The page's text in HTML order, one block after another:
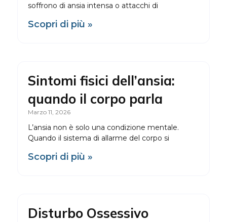
soffrono di ansia intensa o attacchi di
Scopri di più »
Sintomi fisici dell’ansia:
quando il corpo parla
Marzo 11, 2026
L’ansia non è solo una condizione mentale.
Quando il sistema di allarme del corpo si
Scopri di più »
Disturbo Ossessivo